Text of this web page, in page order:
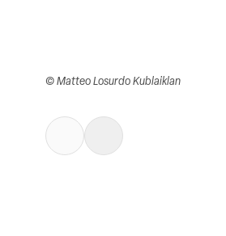
© Matteo Losurdo Kublaiklan